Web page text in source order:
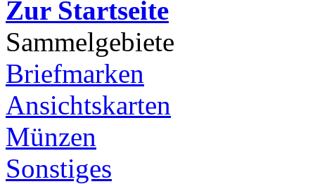
Zur Startseite
Sammelgebiete
Briefmarken
Ansichtskarten
Münzen
Sonstiges